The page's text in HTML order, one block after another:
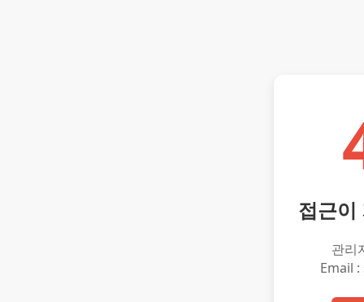
접근이
관리
Email